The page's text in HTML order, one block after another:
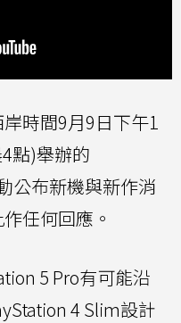
時間9月9日下午1
點)舉辦的
公布新機與新作消
任何回應。
5 Pro有可能沿
4 Slim設計